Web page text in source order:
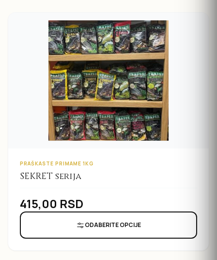
PRAŠKASTE PRIMAME 1KG
SEKRET serija
415,00 RSD
ODABERITE OPCIJE